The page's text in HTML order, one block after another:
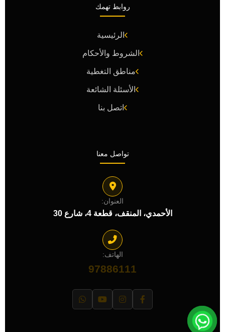
روابط تهمك
الرئيسية
الشروط والأحكام
مناطق التغطية
الأسئلة الشائعة
اتصل بنا
تواصل معنا
العنوان:
الأحمدي، المنقف، قطعة 4، شارع 30
الهاتف:
97886111